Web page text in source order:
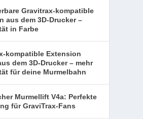
Gravitrax-kompatible
aus dem 3D-Drucker –
in Farbe
kompatible Extension
dem 3D-Drucker – mehr
für deine Murmelbahn
Murmellift V4a: Perfekte
für GraviTrax-Fans